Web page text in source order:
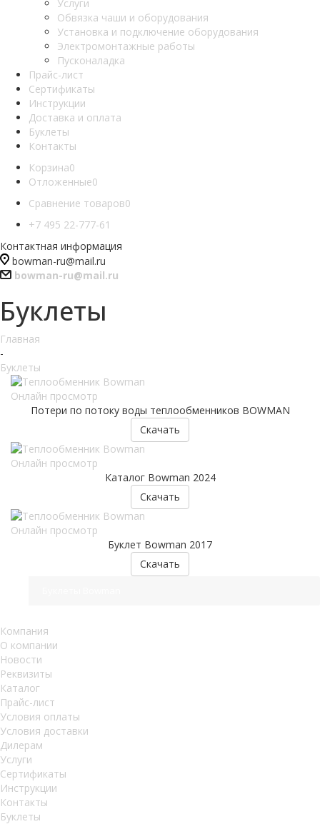
Услуги
Обвязка чаши и оборудования
Установка и подключение оборудования
Электромонтажные работы
Пусконаладка
Прайс-лист
Сертификаты
Инструкции
Доставка и оплата
Буклеты
Контакты
Корзина0
Отложенные0
Сравнение товаров0
+7 495 22-777-61
Контактная информация
bowman-ru@mail.ru
bowman-ru@mail.ru
Буклеты
Главная
-
Буклеты
Онлайн просмотр
Потери по потоку воды теплообменников BOWMAN
Скачать
Онлайн просмотр
Каталог Bowman 2024
Скачать
Онлайн просмотр
Буклет Bowman 2017
Скачать
Компания
О компании
Новости
Реквизиты
Каталог
Прайс-лист
Условия оплаты
Условия доставки
Дилерам
Услуги
Сертификаты
Инструкции
Контакты
Буклеты